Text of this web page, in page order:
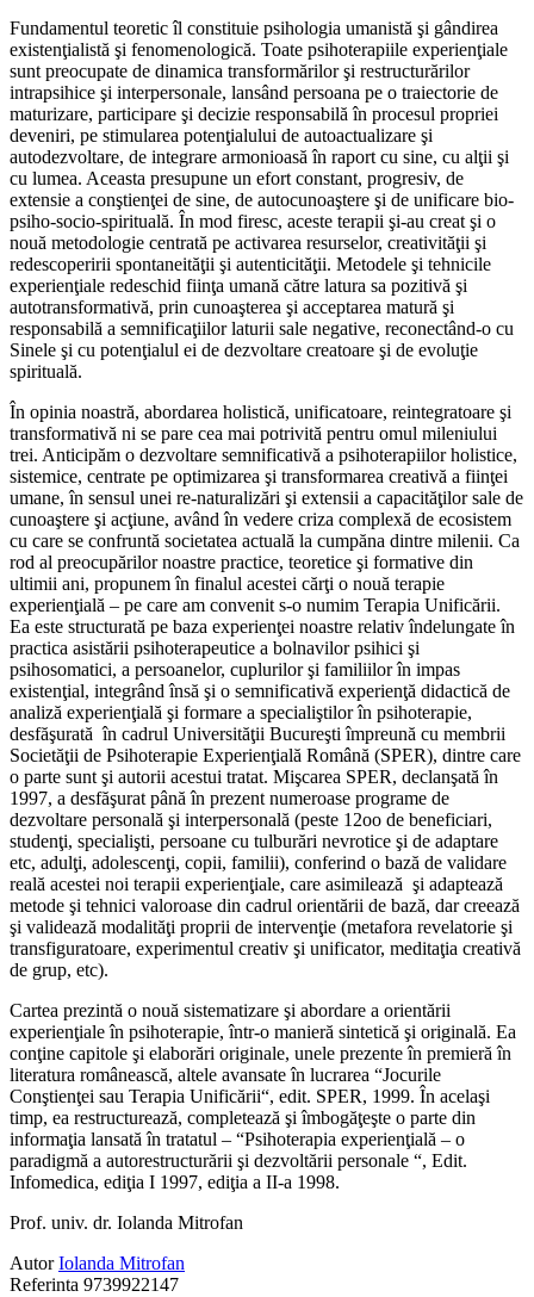
Fundamentul teoretic îl constituie psihologia umanistă şi gândirea
existenţialistă şi fenomenologică. Toate psihoterapiile experienţiale
sunt preocupate de dinamica transformărilor şi restructurărilor
intrapsihice şi interpersonale, lansând persoana pe o traiectorie de
maturizare, participare şi decizie responsabilă în procesul propriei
deveniri, pe stimularea potenţialului de autoactualizare şi
autodezvoltare, de integrare armonioasă în raport cu sine, cu alţii şi
cu lumea. Aceasta presupune un efort constant, progresiv, de
extensie a conştienţei de sine, de autocunoaştere şi de unificare bio-
psiho-socio-spirituală. În mod firesc, aceste terapii şi-au creat şi o
nouă metodologie centrată pe activarea resurselor, creativităţii şi
redescoperirii spontaneităţii şi autenticităţii. Metodele şi tehnicile
experienţiale redeschid fiinţa umană către latura sa pozitivă şi
autotransformativă, prin cunoaşterea şi acceptarea matură şi
responsabilă a semnificaţiilor laturii sale negative, reconectând-o cu
Sinele şi cu potenţialul ei de dezvoltare creatoare şi de evoluţie
spirituală.
În opinia noastră, abordarea holistică, unificatoare, reintegratoare şi
transformativă ni se pare cea mai potrivită pentru omul mileniului
trei. Anticipăm o dezvoltare semnificativă a psihoterapiilor holistice,
sistemice, centrate pe optimizarea şi transformarea creativă a fiinţei
umane, în sensul unei re-naturalizări şi extensii a capacităţilor sale de
cunoaştere şi acţiune, având în vedere criza complexă de ecosistem
cu care se confruntă societatea actuală la cumpăna dintre milenii. Ca
rod al preocupărilor noastre practice, teoretice şi formative din
ultimii ani, propunem în finalul acestei cărţi o nouă terapie
experienţială – pe care am convenit s-o numim Terapia Unificării.
Ea este structurată pe baza experienţei noastre relativ îndelungate în
practica asistării psihoterapeutice a bolnavilor psihici şi
psihosomatici, a persoanelor, cuplurilor şi familiilor în impas
existenţial, integrând însă şi o semnificativă experienţă didactică de
analiză experienţială şi formare a specialiştilor în psihoterapie,
desfăşurată în cadrul Universităţii Bucureşti împreună cu membrii
Societăţii de Psihoterapie Experienţială Română (SPER), dintre care
o parte sunt şi autorii acestui tratat. Mişcarea SPER, declanşată în
1997, a desfăşurat până în prezent numeroase programe de
dezvoltare personală şi interpersonală (peste 12oo de beneficiari,
studenţi, specialişti, persoane cu tulburări nevrotice şi de adaptare
etc, adulţi, adolescenţi, copii, familii), conferind o bază de validare
reală acestei noi terapii experienţiale, care asimilează şi adaptează
metode şi tehnici valoroase din cadrul orientării de bază, dar creează
şi validează modalităţi proprii de intervenţie (metafora revelatorie şi
transfiguratoare, experimentul creativ şi unificator, meditaţia creativă
de grup, etc).
Cartea prezintă o nouă sistematizare şi abordare a orientării
experienţiale în psihoterapie, într-o manieră sintetică şi originală. Ea
conţine capitole şi elaborări originale, unele prezente în premieră în
literatura românească, altele avansate în lucrarea “Jocurile
Conştienţei sau Terapia Unificării“, edit. SPER, 1999. În acelaşi
timp, ea restructurează, completează şi îmbogăţeşte o parte din
informaţia lansată în tratatul – “Psihoterapia experienţială – o
paradigmă a autorestructurării şi dezvoltării personale “, Edit.
Infomedica, ediţia I 1997, ediţia a II-a 1998.
Prof. univ. dr. Iolanda Mitrofan
Autor Iolanda Mitrofan
Referinta 9739922147